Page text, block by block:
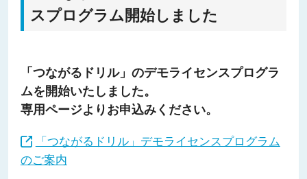
スプログラム開始しました
「つながるドリル」のデモライセンスプログラ
ムを開始いたしました。
専用ページよりお申込みください。
「つながるドリル」デモライセンスプログラム
のご案内